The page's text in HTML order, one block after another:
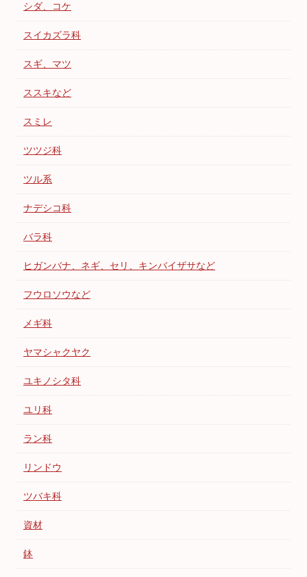
シダ、コケ
スイカズラ科
スギ、マツ
ススキなど
スミレ
ツツジ科
ツル系
ナデシコ科
バラ科
ヒガンバナ、ネギ、セリ、キンバイザサなど
フウロソウなど
メギ科
ヤマシャクヤク
ユキノシタ科
ユリ科
ラン科
リンドウ
ツバキ科
資材
鉢